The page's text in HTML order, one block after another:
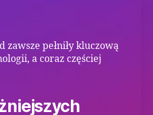
zawsze pełniły kluczową
a coraz częściej